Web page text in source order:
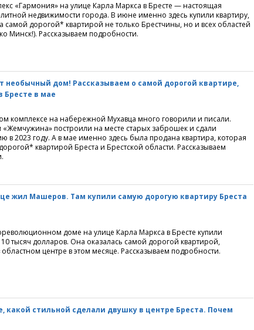
«Гармония» на улице Карла Маркса в Бресте — настоящая
недвижимости города. В июне именно здесь купили квартиру,
самой дорогой* квартирой не только Брестчины, но и всех областей
Минск!). Рассказываем подробности.
необычный дом! Рассказываем о самой дорогой квартире,
Бресте в мае
комплексе на набережной Мухавца много говорили и писали.
«Жемчужина» построили на месте старых заброшек и сдали
в 2023 году. А в мае именно здесь была продана квартира, которая
квартирой Бреста и Брестской области. Рассказываем
жил Машеров. Там купили самую дорогую квартиру Бреста
доме на улице Карла Маркса в Бресте купили
тысяч долларов. Она оказалась самой дорогой квартирой,
центре в этом месяце. Рассказываем подробности.
какой стильной сделали двушку в центре Бреста. Почем